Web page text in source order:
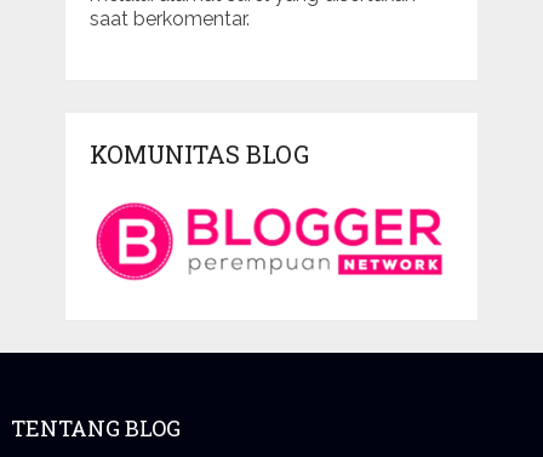
saat berkomentar.
KOMUNITAS BLOG
TENTANG BLOG